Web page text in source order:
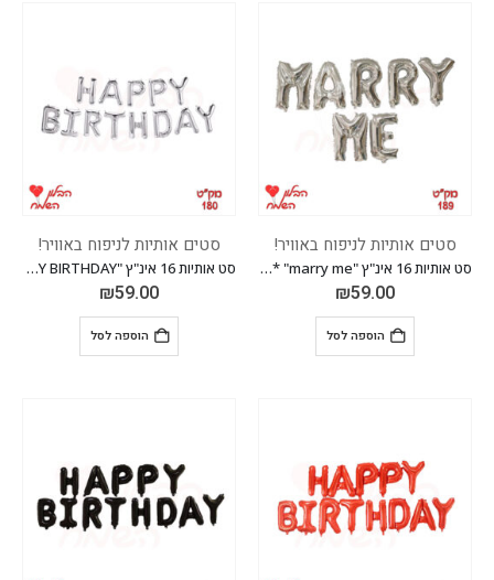
סטים אותיות לניפוח באוויר!
סט אותיות 16 אינ"ץ "marry me" *מגיע בסיטונאות חבילה של 5 יח'*
₪59.00
הוספה לסל
סטים אותיות לניפוח באוויר!
סט אותיות 16 אינ"ץ "HAPPY BIRTHDAY" *מגיע בסיטונאות חבילה של 5 יח'*
₪59.00
הוספה לסל